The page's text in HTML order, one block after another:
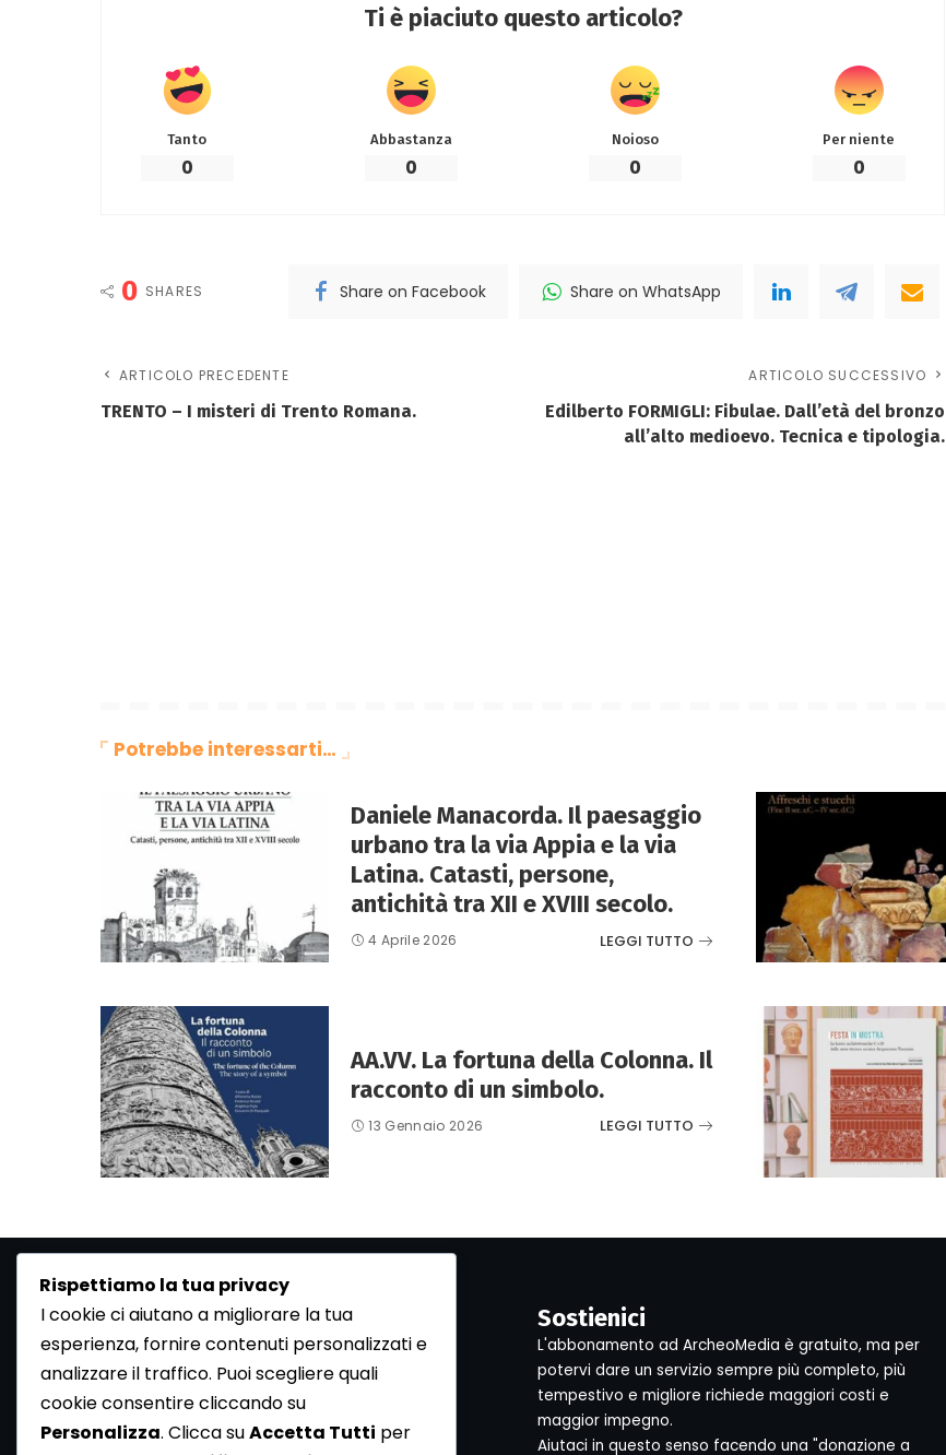
Ti è piaciuto questo articolo?
Tanto
0
Abbastanza
0
Noioso
0
Per niente
0
0 SHARES Share on Facebook Share on WhatsApp
ARTICOLO PRECEDENTE
TRENTO – I misteri di Trento Romana.
ARTICOLO SUCCESSIVO
Edilberto FORMIGLI: Fibulae. Dall’età del bronzo
all’alto medioevo. Tecnica e tipologia.
Potrebbe interessarti…
Daniele Manacorda. Il paesaggio
urbano tra la via Appia e la via
Latina. Catasti, persone,
antichità tra XII e XVIII secolo.
4 Aprile 2026 LEGGI TUTTO
AA.VV. La fortuna della Colonna. Il
racconto di un simbolo.
13 Gennaio 2026 LEGGI TUTTO
ArcheoMedia è una rivista di archeologia
Sostienici
L'abbonamento ad ArcheoMedia è gratuito, ma per
potervi dare un servizio sempre più completo, più
tempestivo e migliore richiede maggiori costi e
maggior impegno.
Aiutaci in questo senso facendo una "donazione a
Rispettiamo la tua privacy
I cookie ci aiutano a migliorare la tua
esperienza, fornire contenuti personalizzati e
analizzare il traffico. Puoi scegliere quali
cookie consentire cliccando su
Personalizza. Clicca suAccetta Tutti per